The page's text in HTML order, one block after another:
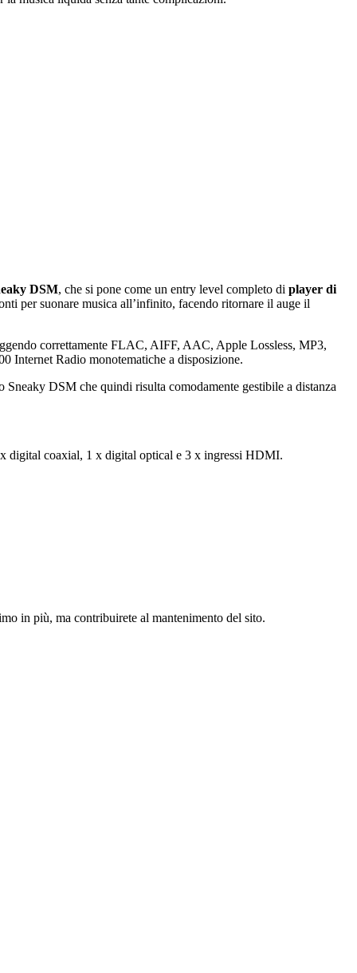
DSM, che si pone come un entry level completo di player di
per suonare musica all’infinito, facendo ritornare il auge il
correttamente FLAC, AIFF, AAC, Apple Lossless, MP3,
Internet Radio monotematiche a disposizione.
DSM che quindi risulta comodamente gestibile a distanza
digital coaxial, 1 x digital optical e 3 x ingressi HDMI.
in più, ma contribuirete al mantenimento del sito.